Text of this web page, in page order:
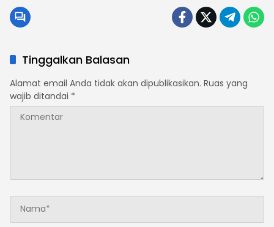
Tinggalkan Balasan
Alamat email Anda tidak akan dipublikasikan. Ruas yang
wajib ditandai *